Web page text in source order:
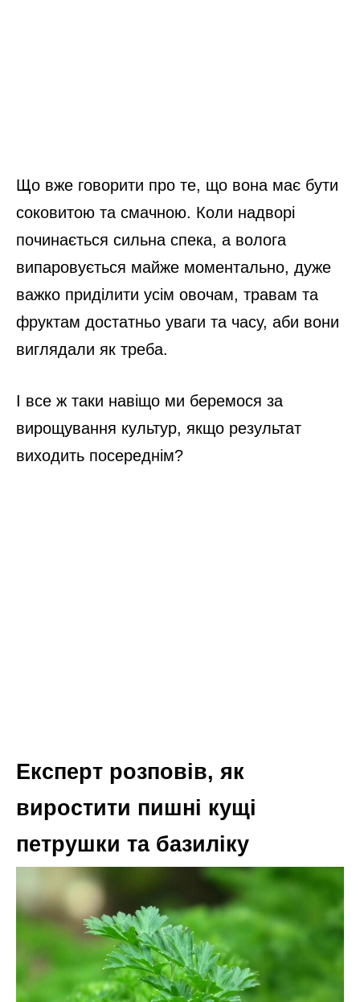
Що вже говорити про те, що вона має бути
соковитою та смачною. Коли надворі
починається сильна спека, а волога
випаровується майже моментально, дуже
важко приділити усім овочам, травам та
фруктам достатньо уваги та часу, аби вони
виглядали як треба.
І все ж таки навіщо ми беремося за
вирощування культур, якщо результат
виходить посереднім?
Експерт розповів, як
виростити пишні кущі
петрушки та базиліку